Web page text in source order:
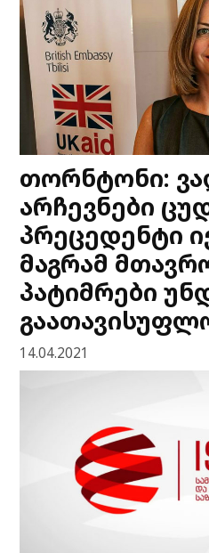
თორნტონი:
არჩევნები
პრეცედენტი
მაგრამ
პატიმრები
14.04.2021